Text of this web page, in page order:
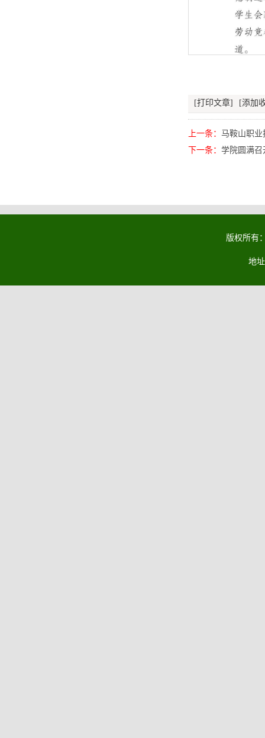
[打印文章] [添加
上一条： 马鞍山职业
下一条： 学院圆满召
版权所有
地